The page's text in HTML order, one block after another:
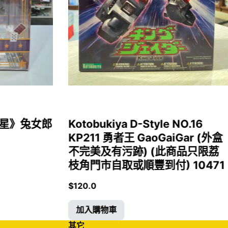
》兔女郎
Kotobukiya D-Style NO.16
KP211 勇者王 GaoGaiGar (外盒
不完美及有污跡) (此商品只限荔
枝角門市自取或順豐到付) 10471
$120.0
加入購物車
其它